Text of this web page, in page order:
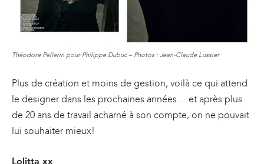
Théodore Pellerin pour Philippe Dubuc – Photos : Jean-Claude Lussier
Plus de création et moins de gestion, voilà ce qui attend
le designer dans les prochaines années… et après plus
de 20 ans de travail acharné à son compte, on ne pouvait
lui souhaiter mieux!
Lolitta xx